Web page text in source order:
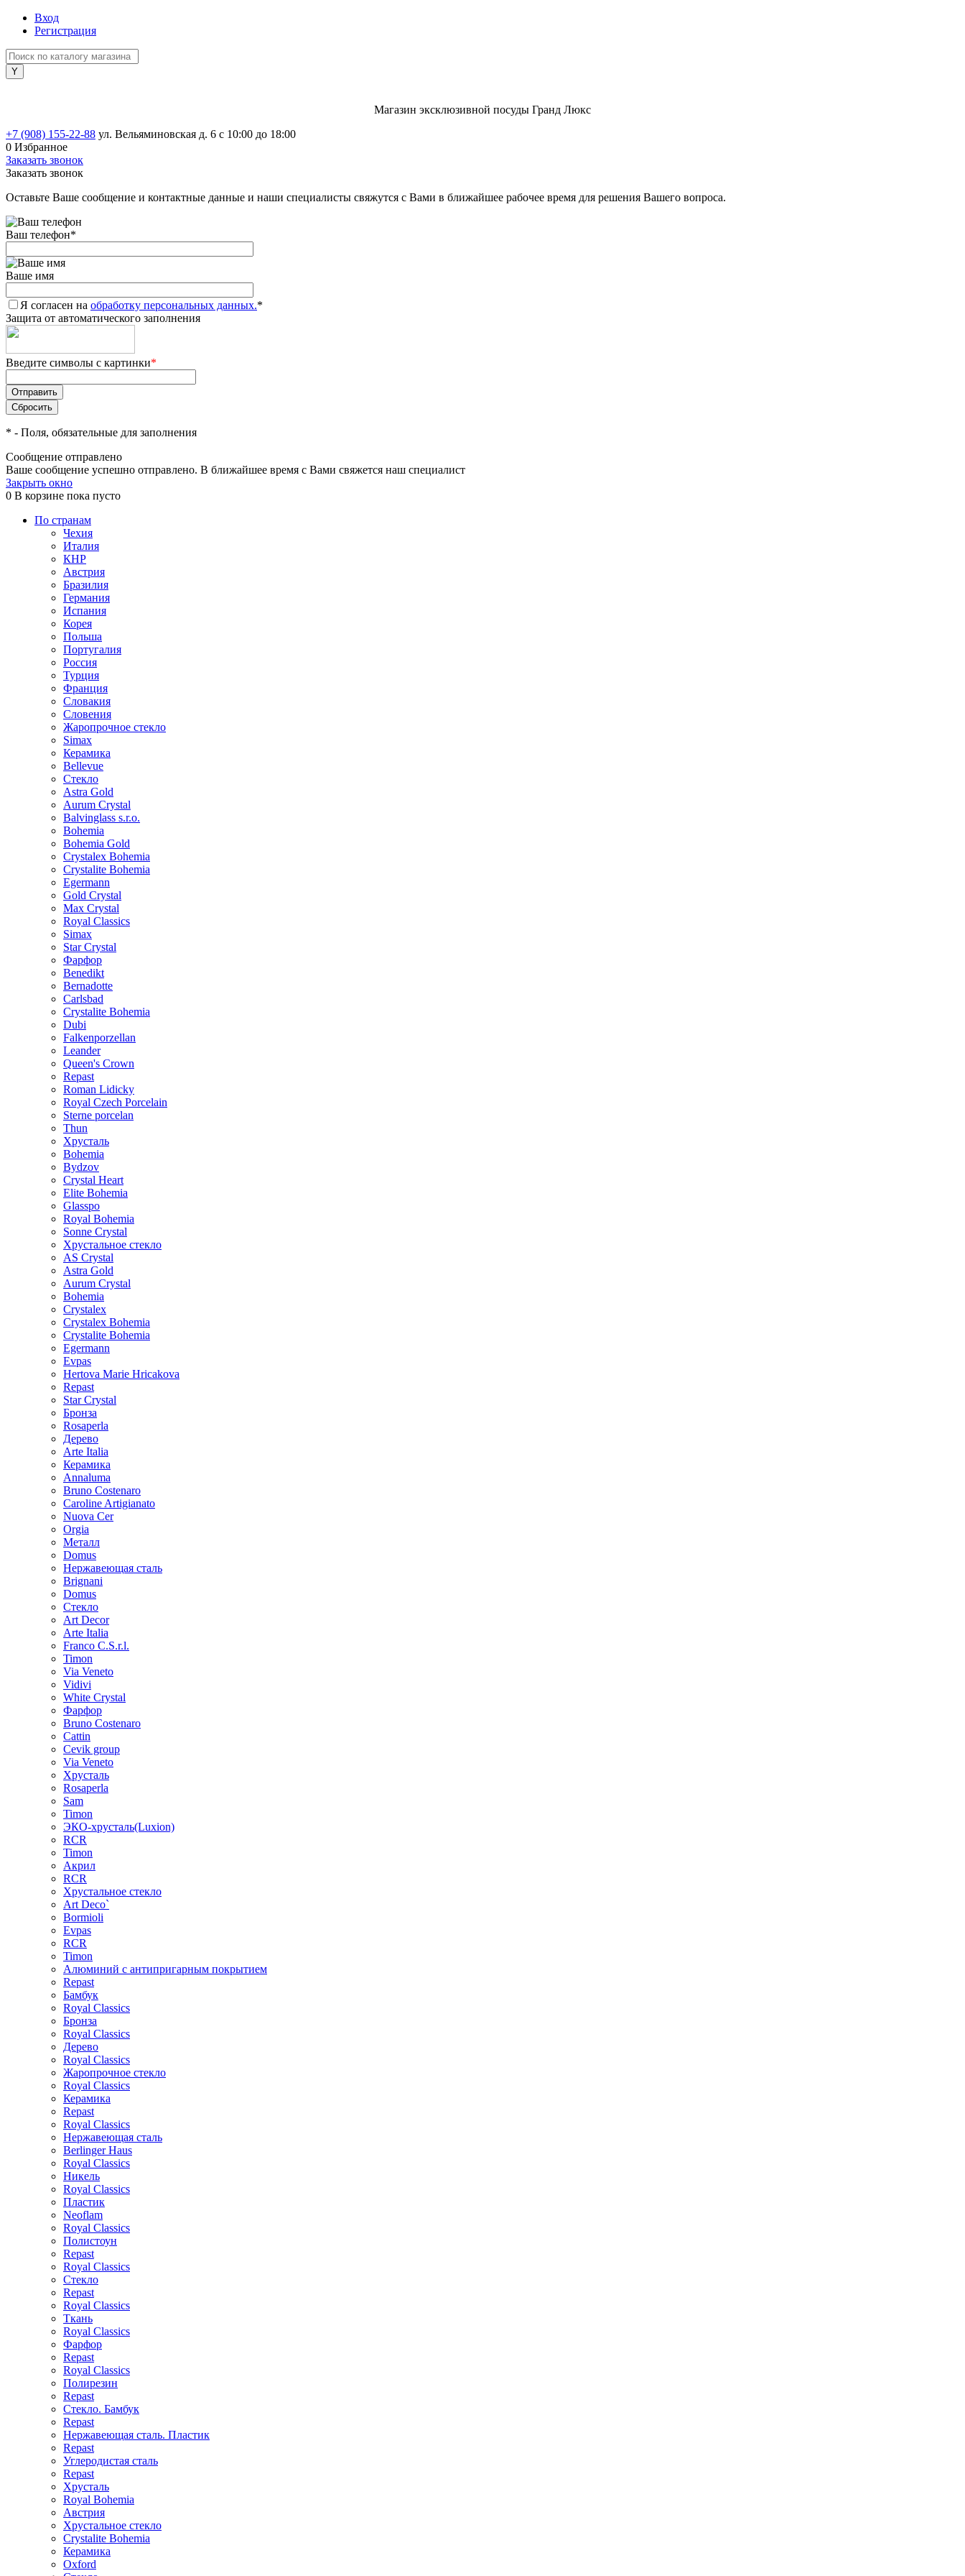
Вход
Регистрация
Магазин эксклюзивной посуды Гранд Люкс
+7 (908) 155-22-88 ул. Вельяминовская д. 6 с 10:00 до 18:00
0 Избранное
Заказать звонок
Заказать звонок
Оставьте Ваше сообщение и контактные данные и наши специалисты свяжутся с Вами в ближайшее рабочее время для решения Вашего вопроса.
Ваш телефон*
Ваше имя
Я согласен на обработку персональных данных.*
Защита от автоматического заполнения
Введите символы с картинки*
* - Поля, обязательные для заполнения
Сообщение отправлено
Ваше сообщение успешно отправлено. В ближайшее время с Вами свяжется наш специалист
Закрыть окно
0 В корзине пока пусто
По странам
Чехия
Италия
КНР
Австрия
Бразилия
Германия
Испания
Корея
Польша
Португалия
Россия
Турция
Франция
Словакия
Словения
Жаропрочное стекло
Simax
Керамика
Bellevue
Стекло
Astra Gold
Aurum Crystal
Balvinglass s.r.o.
Bohemia
Bohemia Gold
Crystalex Bohemia
Crystalite Bohemia
Egermann
Gold Crystal
Max Crystal
Royal Classics
Simax
Star Crystal
Фарфор
Benedikt
Bernadotte
Carlsbad
Crystalite Bohemia
Dubi
Falkenporzellan
Leander
Queen's Crown
Repast
Roman Lidicky
Royal Czech Porcelain
Sterne porcelan
Thun
Хрусталь
Bohemia
Bydzov
Crystal Heart
Elite Bohemia
Glasspo
Royal Bohemia
Sonne Crystal
Хрустальное стекло
AS Crystal
Astra Gold
Aurum Crystal
Bohemia
Crystalex
Crystalex Bohemia
Crystalite Bohemia
Egermann
Evpas
Hertova Marie Hricakova
Repast
Star Crystal
Бронза
Rosaperla
Дерево
Arte Italia
Керамика
Annaluma
Bruno Costenaro
Caroline Artigianato
Nuova Cer
Orgia
Металл
Domus
Нержавеющая сталь
Brignani
Domus
Стекло
Art Decor
Arte Italia
Franco C.S.r.l.
Timon
Via Veneto
Vidivi
White Crystal
Фарфор
Bruno Costenaro
Cattin
Cevik group
Via Veneto
Хрусталь
Rosaperla
Sam
Timon
ЭКО-хрусталь(Luxion)
RCR
Timon
Акрил
RCR
Хрустальное стекло
Art Deco`
Bormioli
Evpas
RCR
Timon
Алюминий с антипригарным покрытием
Repast
Бамбук
Royal Classics
Бронза
Royal Classics
Дерево
Royal Classics
Жаропрочное стекло
Royal Classics
Керамика
Repast
Royal Classics
Нержавеющая сталь
Berlinger Haus
Royal Classics
Никель
Royal Classics
Пластик
Neoflam
Royal Classics
Полистоун
Repast
Royal Classics
Стекло
Repast
Royal Classics
Ткань
Royal Classics
Фарфор
Repast
Royal Classics
Полирезин
Repast
Стекло. Бамбук
Repast
Нержавеющая сталь. Пластик
Repast
Углеродистая сталь
Repast
Хрусталь
Royal Bohemia
Австрия
Хрустальное стекло
Crystalite Bohemia
Керамика
Oxford